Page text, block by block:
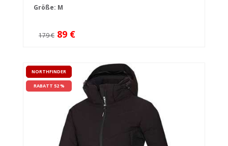
Größe: M
179 € 89 €
NORTHFINDER
RABATT 52 %